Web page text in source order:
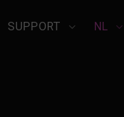
SUPPORT NL